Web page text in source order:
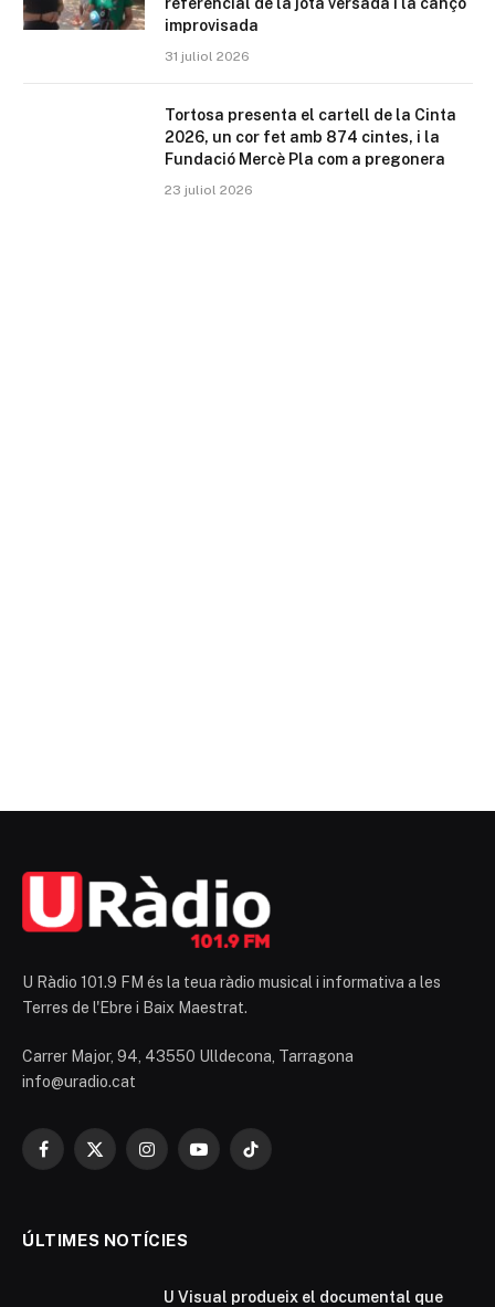
improvisada
31 juliol 2026
Tortosa presenta el cartell de la Cinta
2026, un cor fet amb 874 cintes, i la
Fundació Mercè Pla com a pregonera
23 juliol 2026
U Ràdio 101.9 FM és la teua ràdio musical i informativa a les
Terres de l'Ebre i Baix Maestrat.
Carrer Major, 94, 43550 Ulldecona, Tarragona
info@uradio.cat
Facebook
X
InstagramYouTubeTikTok
ÚLTIMES NOTÍCIES
U Visual produeix el documental que